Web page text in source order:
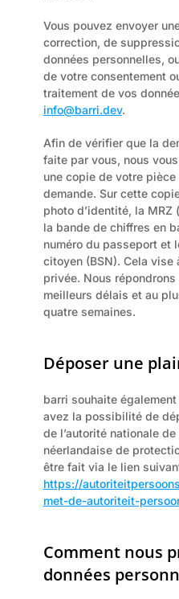
Vous pouvez envoyer
correction, de
données personnelles,
de votre consentement
info@barri.dev.
Afin de vérifier que la
faite par vous, nous
une copie de votre
demande. Sur cette
photo d’identité, la
la bande de chiffres en
numéro du passeport et
citoyen (BSN). Cela vise
privée. Nous
meilleurs délais et au
quatre semaines.
Déposer une
barri souhaite
avez la possibilité de
de l’autorité nationale
néerlandaise de
être fait via le lien
https://
met-de-autoriteit-
Comment nous
données